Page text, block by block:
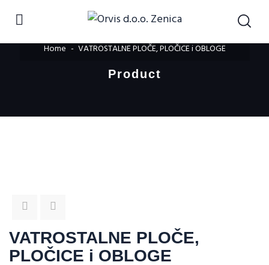
Home VATROSTALNE PLOČE, PLOČICE i OBLOGE
Product
VATROSTALNE PLOČE,
PLOČICE i OBLOGE